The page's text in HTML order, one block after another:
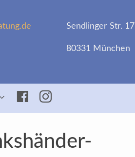
Sendlinger Str. 17
80331 München
Facebook
Insta